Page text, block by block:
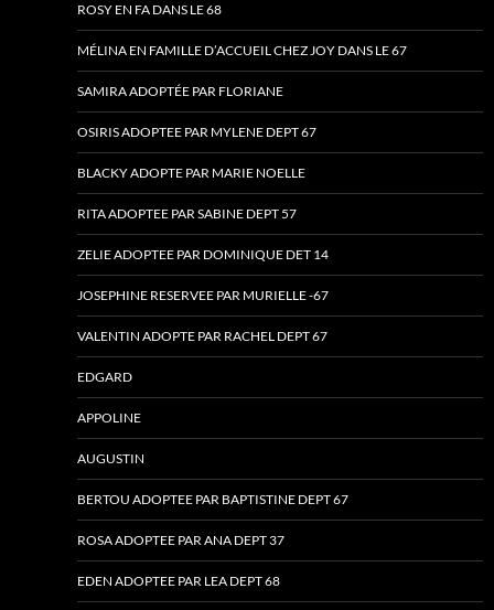
ROSY EN FA DANS LE 68
MÉLINA EN FAMILLE D’ACCUEIL CHEZ JOY DANS LE 67
SAMIRA ADOPTÉE PAR FLORIANE
OSIRIS ADOPTEE PAR MYLENE DEPT 67
BLACKY ADOPTE PAR MARIE NOELLE
RITA ADOPTEE PAR SABINE DEPT 57
ZELIE ADOPTEE PAR DOMINIQUE DET 14
JOSEPHINE RESERVEE PAR MURIELLE -67
VALENTIN ADOPTE PAR RACHEL DEPT 67
EDGARD
APPOLINE
AUGUSTIN
BERTOU ADOPTEE PAR BAPTISTINE DEPT 67
ROSA ADOPTEE PAR ANA DEPT 37
EDEN ADOPTEE PAR LEA DEPT 68